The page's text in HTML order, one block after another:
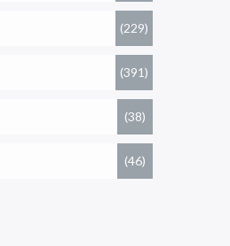
(229)
(391)
(38)
(46)